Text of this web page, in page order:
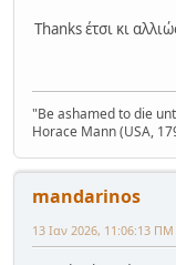
Thanks έτσι κι
"Be ashamed to die
Horace Mann (USA,
mandarinos
13 Ιαν 2026, 11:06:13 ΠΜ